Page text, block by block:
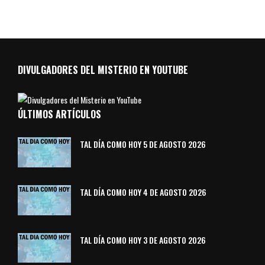
DIVULGADORES DEL MISTERIO EN YOUTUBE
ÚLTIMOS ARTÍCULOS
TAL DÍA COMO HOY 5 DE AGOSTO 2026
TAL DÍA COMO HOY 4 DE AGOSTO 2026
TAL DÍA COMO HOY 3 DE AGOSTO 2026